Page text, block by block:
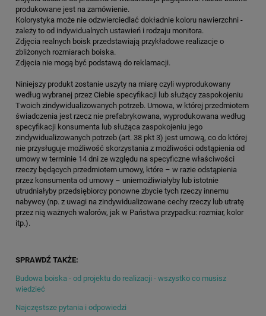
produkowane jest na zamówienie.
Kolorystyka może nie odzwierciedlać dokładnie koloru nawierzchni -
zależy to od indywidualnych ustawień i rodzaju monitora.
Zdjęcia realnych boisk przedstawiają przykładowe realizacje o
zbliżonych rozmiarach boiska.
Zdjęcia nie mogą być podstawą do reklamacji.
Niniejszy produkt zostanie uszyty na miarę czyli wyprodukowany
według wybranej przez Ciebie specyfikacji lub służący zaspokojeniu
Twoich zindywidualizowanych potrzeb. Umowa, w której przedmiotem
świadczenia jest rzecz nie prefabrykowana, wyprodukowana według
specyfikacji konsumenta lub służąca zaspokojeniu jego
zindywidualizowanych potrzeb (art. 38 pkt 3) jest umową, co do której
nie przysługuje możliwość skorzystania z możliwości odstąpienia od
umowy w terminie 14 dni ze względu na specyficzne właściwości
rzeczy będących przedmiotem umowy, które – w razie odstąpienia
przez konsumenta od umowy – uniemożliwiałyby lub istotnie
utrudniałyby przedsiębiorcy ponowne zbycie tych rzeczy innemu
nabywcy (np. z uwagi na zindywidualizowane cechy rzeczy lub utratę
przez nią ważnych walorów, jak w Państwa przypadku: rozmiar, kolor
itp.).
SPRAWDŹ TAKŻE:
Budowa boiska - od projektu do realizacji - wszystko co musisz
wiedzieć
Najczęstsze pytania i odpowiedzi